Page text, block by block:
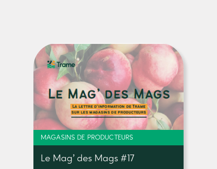
MAGASINS DE PRODUCTEURS
Le Mag’ des Mags #17